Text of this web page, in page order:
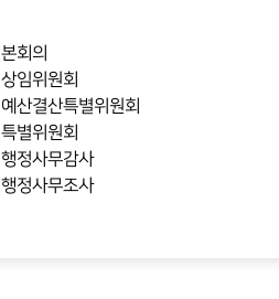
본회의
상임위원회
예산결산특별위원회
특별위원회
행정사무감사
행정사무조사